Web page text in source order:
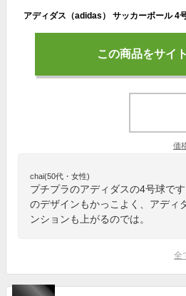
この商品をサイ
価
chai(50代・女性)
プチプラのアディダスの4号球で
のデザインもかっこよく、アディ
ンションも上がるのでは。
全